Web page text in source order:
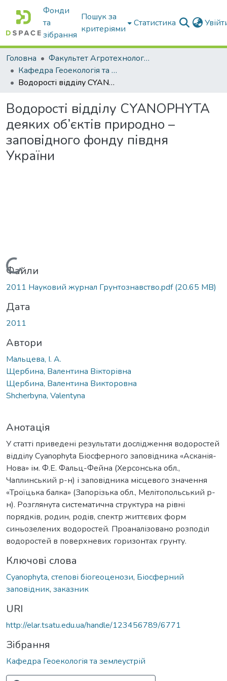
Фонди
та
зібрання
Пошук за
критеріями
Статистика
Головна
Факультет Агротехнологій та екології
Кафедра Геоекологія та землеустрій
Водорості відділу CYANOPHYTA деяких об’єктів природно – заповідного фонду півдня України
Водорості відділу CYANOPHYTA
деяких об’єктів природно –
заповідного фонду півдня
України
Вантажиться...
Файли
2011 Науковий журнал Грунтознавство.pdf(20.65 MB)
Дата
2011
Автори
Мальцева, І. А.
Щербина, Валентина Вікторівна
Щербина, Валентина Викторовна
Shcherbyna, Valentyna
Анотація
У статті приведені результати дослідження водоростей
відділу Cyanophyta Біосферного заповідника «Асканія-
Нова» ім. Ф.Е. Фальц-Фейна (Херсонська обл.,
Чаплинський р-н) і заповідника місцевого значення
«Троїцька балка» (Запорізька обл., Мелітопольський р-
н). Розглянута систематична структура на рівні
порядків, родин, родів, спектр життєвих форм
синьозелених водоростей. Проаналізовано розподіл
водоростей в поверхневих горизонтах грунту.
Ключові слова
Cyanophyta, степові біогеоценози, Біосферний
заповідник, заказник
URI
http://elar.tsatu.edu.ua/handle/123456789/6771
Зібрання
Кафедра Геоекологія та землеустрій